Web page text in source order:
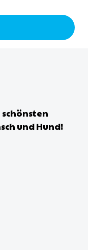
und Hund!